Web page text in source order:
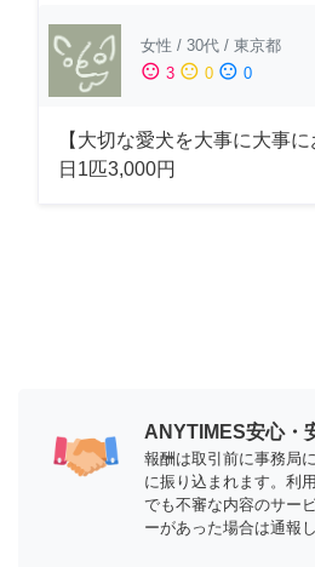
女性 / 30代 / 東京都
sentiment_satisfied 3 sentiment_neutral 0 sentiment_dissatisfied 0
【大切な愛犬を大事に大事
日1匹3,000円
ANYTIMES安心・
報酬は取引前に事務局
に振り込まれます。利
でも不審な内容のサー
ーがあった場合は通報